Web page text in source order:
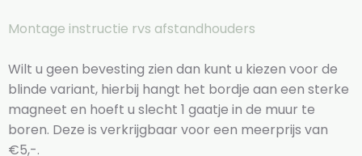
Montage instructie rvs afstandhouders
Wilt u geen bevesting zien dan kunt u kiezen voor de
blinde variant, hierbij hangt het bordje aan een sterke
magneet en hoeft u slecht 1 gaatje in de muur te
boren. Deze is verkrijgbaar voor een meerprijs van
€5,-.